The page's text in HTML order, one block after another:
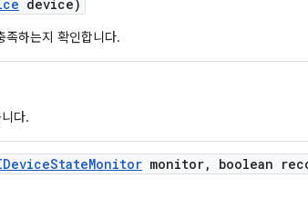
device)
족하는지 확인합니다.
다.
StateMonitor monitor, boolean